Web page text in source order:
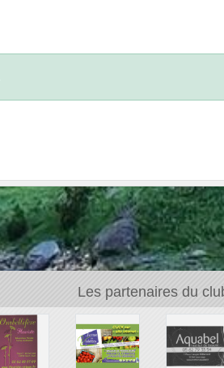
Les partenaires du